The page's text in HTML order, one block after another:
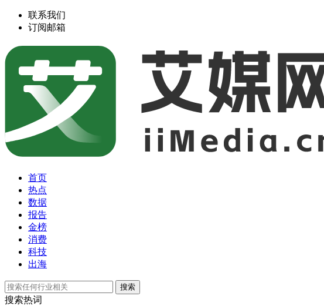
联系我们
订阅邮箱
首页
热点
数据
报告
金榜
消费
科技
出海
搜索
搜索热词